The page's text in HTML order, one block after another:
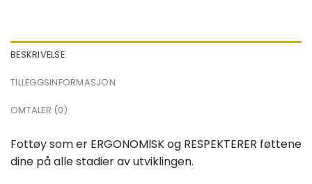
BESKRIVELSE
TILLEGGSINFORMASJON
OMTALER (0)
Fottøy som er ERGONOMISK og RESPEKTERER føttene
dine på alle stadier av utviklingen.